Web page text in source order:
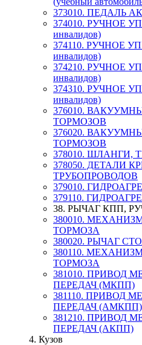
373010. ПЕДАЛЬ
374010. РУЧНОЕ
инвалидов)
374110. РУЧНОЕ
инвалидов)
374210. РУЧНОЕ
инвалидов)
374310. РУЧНОЕ
инвалидов)
376010.
ТОРМОЗОВ
376020.
ТОРМОЗОВ
378010. ШЛАНГИ,
378050. ДЕТАЛИ
ТРУБОПРОВОДОВ
379010.
379110.
38. РЫЧАГ КПП,
380010.
ТОРМОЗА
380020. РЫЧАГ
380110.
ТОРМОЗА
381010. ПРИВОД
ПЕРЕДАЧ (МКПП)
381110. ПРИВОД
ПЕРЕДАЧ (АМКПП)
381210. ПРИВОД
ПЕРЕДАЧ (АКПП)
4. Кузов